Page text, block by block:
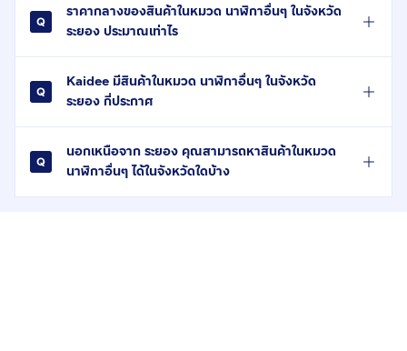
ราคากลางของสินค้าในหมวด นาฬิกาอื่นๆ ในจังหวัด
ระยอง ประมาณเท่าไร
Kaidee มีสินค้าในหมวด นาฬิกาอื่นๆ ในจังหวัด
ระยอง กี่ประกาศ
นอกเหนือจาก ระยอง คุณสามารถหาสินค้าในหมวด
นาฬิกาอื่นๆ ได้ในจังหวัดใดบ้าง